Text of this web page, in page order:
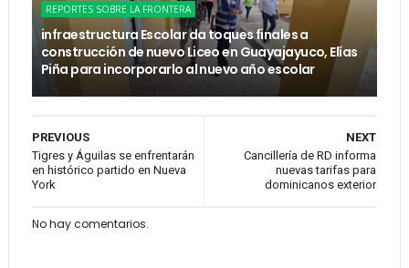
REPORTES SOBRE LA FRONTERA
infraestructura Escolar da toques finales a
construcción de nuevo Liceo en Guayajayuco, Elías
Piña para incorporarlo al nuevo año escolar
NEXT
Cancillería de RD informa
nuevas tarifas para
dominicanos exterior
PREVIOUS
Tigres y Águilas se enfrentarán
en histórico partido en Nueva
York
No hay comentarios.